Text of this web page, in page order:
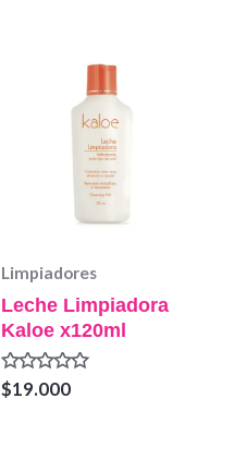
Limpiadores
Leche Limpiadora
Kaloe x120ml
Valorado
en
$19.000